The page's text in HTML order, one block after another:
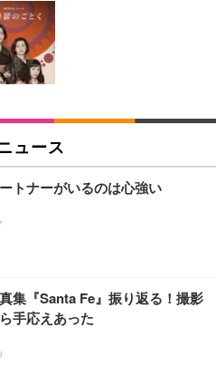
スチェア 椅子 テレワーク 疲れな
ムレスト コンパクト 約105度ロッ
子 360度回転 座面昇降 強化ナイロ
性メッシュ 在宅ワーク H-WY01
)
ィスチェア／デスクチェア メッシ
疲れない ブラック
ェア デスクチェア 疲れない テレ
気性メッシュ ゲーミング/勉強/事
ソコンチェア (ブラック)
ェア デスクチェア 疲れない テレ
バックレスト 30度ロッキング機
腰サポート 90度跳ね上げ式アーム
けプレミアムモニター | FlexScan
型4K UHD・USB Type-C・ホワ
けプレミアムモニター | FlexScan
ミングモニター DualSense 充電
E2724HS 27インチ 液晶モニタ
）VA 非光沢 HDMI/DisplayP
ー内蔵 高さ調整 スイベル VESA対
ク ペットシーツ 薄型 レギュラー 1
ホワイト 300枚
ク ペットシーツ 厚型 ワイド 42枚
ト(吸収面:ライトブルー)
ネオ・オムツ L 中型犬用 26枚入
ートベーシック) 【Amazon.co.jp
アイリスオーヤマ ペットシーツ
ド 100枚入 (x 1) (ケース販売)
ュース
トナーがいるのは心強い
集『Santa Fe』振り返る！撮影
手応えあった